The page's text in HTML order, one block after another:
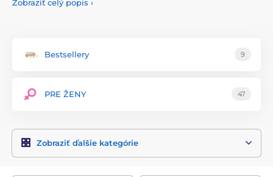
výrobku. Fun Factory sa tiež pýši ekologickou
Sortiment značky zahŕňa širokú škálu erotických pomôcok,
na anatómiu a pohodlie, čo zabezpečuje maximálne
uspokojenie. Fun Factory kombinuje funkčnosť a estetiku,
pričom každý výrobok má moderný a hravý dizajn, ktorý je
Zobraziť celý popis ›
Bestsellery 9
PRE ŽENY 47
Zobraziť ďalšie kategórie